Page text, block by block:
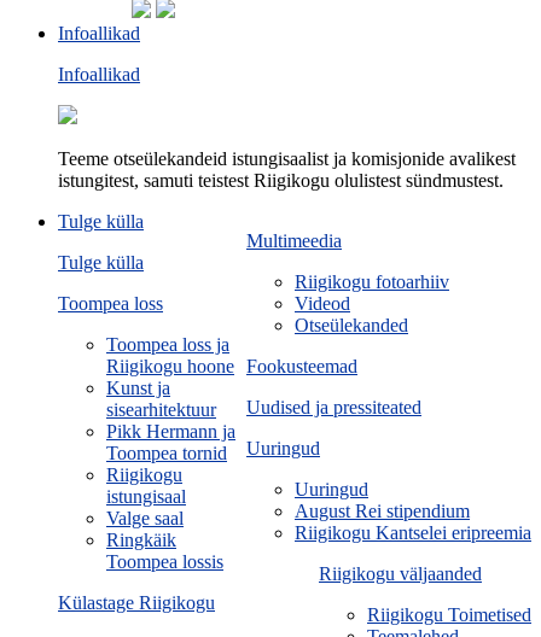
Infoallikad
Infoallikad
Teeme otseülekandeid istungisaalist ja komisjonide avalikest
istungitest, samuti teistest Riigikogu olulistest sündmustest.
Multimeedia
Riigikogu fotoarhiiv
Videod
Otseülekanded
Fookusteemad
Uudised ja pressiteated
Uuringud
Uuringud
August Rei stipendium
Riigikogu Kantselei eripreemia
Riigikogu väljaanded
Riigikogu Toimetised
Tulge külla
Tulge külla
Toompea loss
Toompea loss ja
Riigikogu hoone
Kunst ja
sisearhitektuur
Pikk Hermann ja
Toompea tornid
Riigikogu
istungisaal
Valge saal
Ringkäik
Toompea lossis
Külastage Riigikogu